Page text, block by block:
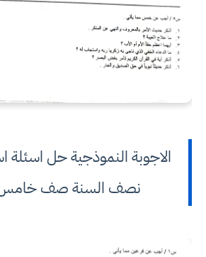
الاجوبة النموذجية حل اسئلة
نصف السنة صف خامس